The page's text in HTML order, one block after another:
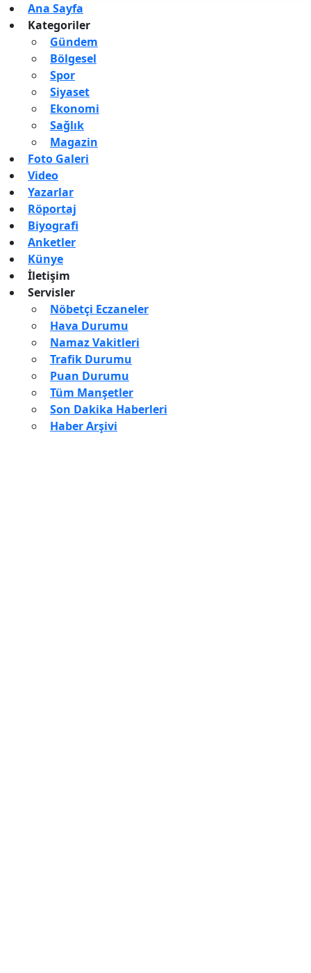
Ana Sayfa
Kategoriler
Gündem
Bölgesel
Spor
Siyaset
Ekonomi
Sağlık
Magazin
Foto Galeri
Video
Yazarlar
Röportaj
Biyografi
Anketler
Künye
İletişim
Servisler
Nöbetçi Eczaneler
Hava Durumu
Namaz Vakitleri
Trafik Durumu
Puan Durumu
Tüm Manşetler
Son Dakika Haberleri
Haber Arşivi